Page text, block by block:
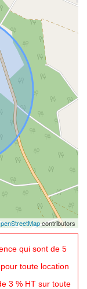
contributors
qui sont de 5
toute location
3 % HT sur toute